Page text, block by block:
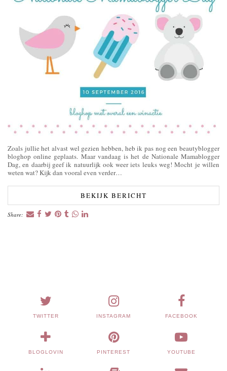
Zoals jullie het alvast wel gezien hebben, heb ik pas nog een beautyblogger
bloghop online geplaats. Maar vandaag is het de Nationale Mamablogger
Dag, en daarbij geef ik natuurlijk ook weer iets leuks weg! Mocht je willen
weten wat? Kijk dan vooral even verder…
BEKIJK BERICHT
Share:
TWITTER INSTAGRAM FACEBOOK
BLOGLOVIN PINTEREST YOUTUBE